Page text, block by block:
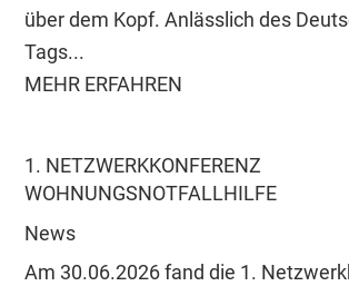
über dem Kopf. Anlässlich des
Tags...
MEHR ERFAHREN
1. NETZWERKKONFERENZ
WOHNUNGSNOTFALLHILFE
News
Am 30.06.2026 fand die 1.